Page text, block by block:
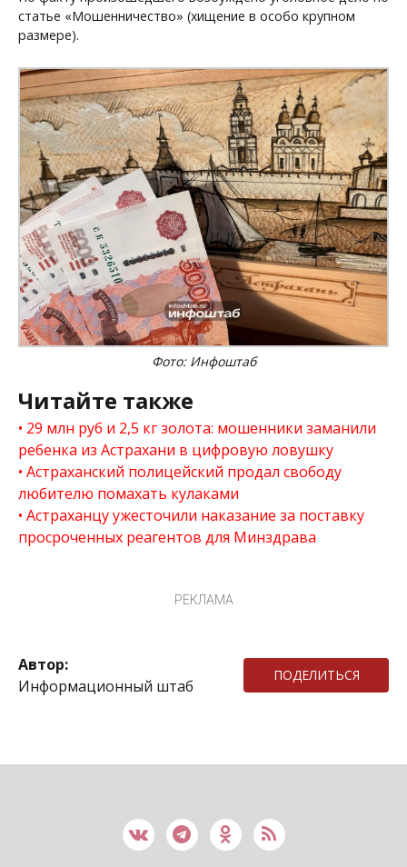
статье «Мошенничество» (хищение в особо крупном
размере).
Фото: Инфоштаб
Читайте также
29 млн руб и 2,5 кг золота: мошенники заманили
ребенка из Астрахани в цифровую ловушку
Астраханский полицейский продал свободу
любителю помахать кулаками
Астраханцу ужесточили наказание за поставку
просроченных реагентов для Минздрава
РЕКЛАМА
Автор:
Информационный штаб
ПОДЕЛИТЬСЯ